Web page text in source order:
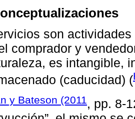
son
comprador y
es intangible,
(caducidad) (
y Bateson (2011, pp. 8-